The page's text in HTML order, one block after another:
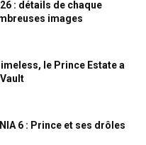
: détails de chaque
images
le Prince Estate a
6 : Prince et ses drôles